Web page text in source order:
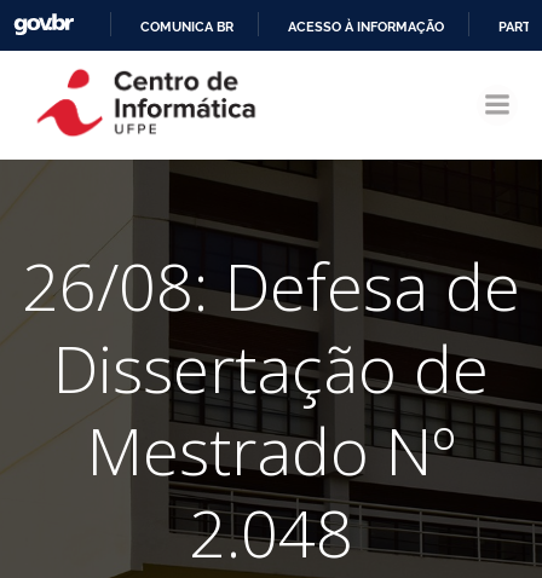
CONTEÚDO
COMUNICA BR ACESSO À INFORMAÇÃO
26/08: Defesa de
Dissertação de
Mestrado Nº
2.048